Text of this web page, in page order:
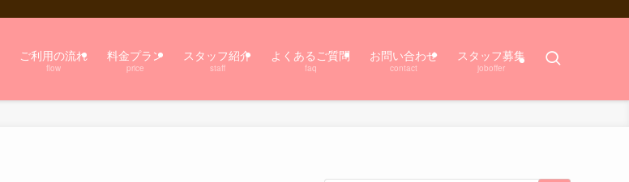
ご利用の流れ
flow
料金プラン
price
スタッフ紹介
staff
よくあるご質問
faq
お問い合わせ
contact
スタッフ募集
joboffer